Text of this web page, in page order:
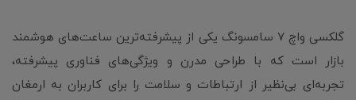
گلکسی واچ ۷ سامسونگ یکی از پیشرفته‌ترین ساعت‌های هوشمند
بازار است که با طراحی مدرن و ویژگی‌های فناوری پیشرفته،
تجربه‌ای بی‌نظیر از ارتباطات و سلامت را برای کاربران به ارمغان